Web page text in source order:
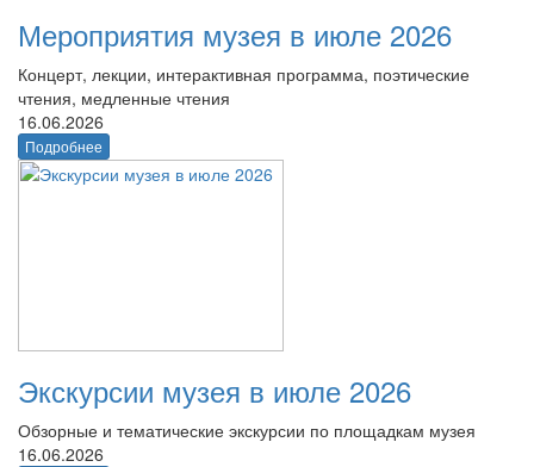
Мероприятия музея в июле 2026
Концерт, лекции, интерактивная программа, поэтические
чтения, медленные чтения
16.06.2026
Подробнее
Экскурсии музея в июле 2026
Обзорные и тематические экскурсии по площадкам музея
16.06.2026